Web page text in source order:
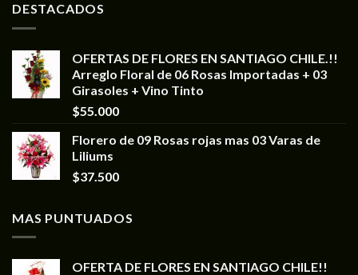
DESTACADOS
OFERTAS DE FLORES EN SANTIAGO CHILE.!!
Arreglo Floral de 06 Rosas Importadas + 03
Girasoles + Vino Tinto
$55.000
Florero de 09 Rosas rojas mas 03 Varas de
Liliums
$37.500
MAS PUNTUADOS
OFERTA DE FLORES EN SANTIAGO CHILE!!